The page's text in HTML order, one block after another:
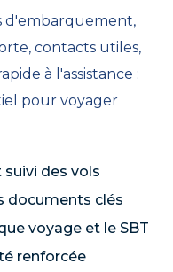
d'embarquement,
contacts utiles,
à l'assistance :
pour voyager
des vols
documents clés
voyage et le SBT
renforcée